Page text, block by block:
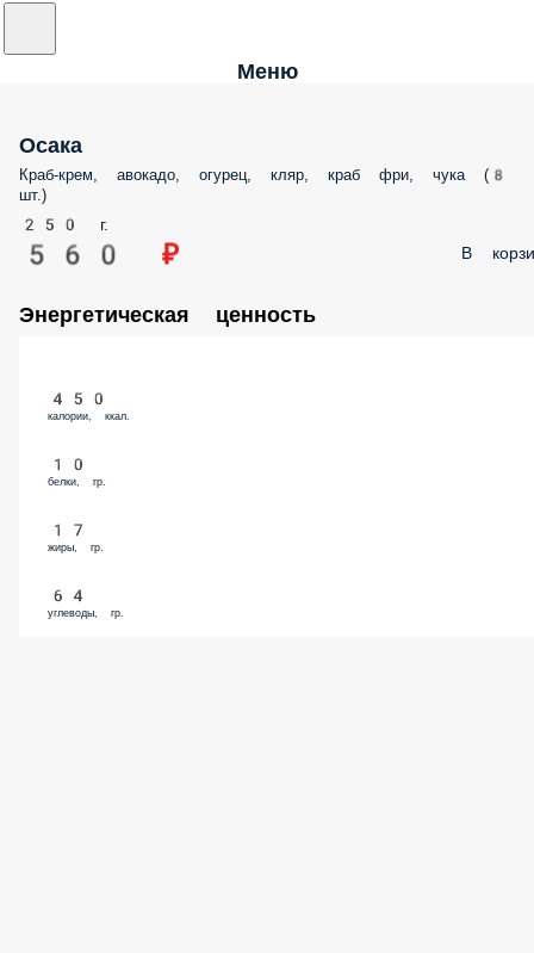
Меню
Осака
Краб-крем, авокадо, огурец, кляр, краб фри, чука (8
шт.)
250 г.
560 ₽ В
Энергетическая ценность
450
калории, ккал.
10
белки, гр.
17
жиры, гр.
64
углеводы, гр.